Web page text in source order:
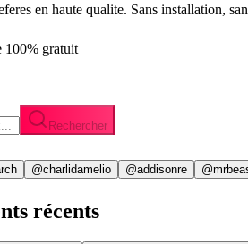
en haute qualite. Sans installation,
100% gratuit
Rechercher
@charlidamelio @addisonre
récents